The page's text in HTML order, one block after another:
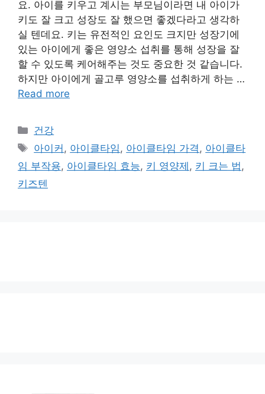
요. 아이를 키우고 계시는 부모님이라면 내 아이가
키도 잘 크고 성장도 잘 했으면 좋겠다라고 생각하
실 텐데요. 키는 유전적인 요인도 크지만 성장기에
있는 아이에게 좋은 영양소 섭취를 통해 성장을 잘
할 수 있도록 케어해주는 것도 중요한 것 같습니다.
하지만 아이에게 골고루 영양소를 섭취하게 하는 …
Read more
카
테
고
리
건강
태
그
아이커 , 아이클타임 , 아이클타임 가격 , 아이클타
임 부작용, 아이클타임 효능, 키 영양제 , 키 크는 법 ,
키즈텐